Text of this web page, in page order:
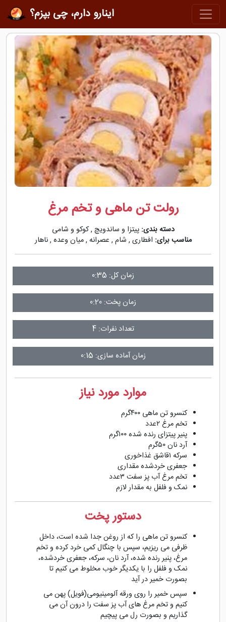
اینارو دارم، چی بپزم؟
رولت تن ماهی و تخم مرغ
دسته بندی:پیتزا و ساندویچ ,کوکو و شامی
مناسب برای: افطاری , شام , عصرانه ,میان وعده ,ناهار
زمان کل: 0:35
زمان پخت: 0:20
تعداد نفرات: 4
زمان آماده سازی: 0:15
موارد مورد نیاز
کنسرو تن ماهی ۴۰۰گرم
تخم مرغ ۲عدد
پنیر پیتزای رنده شده ۱۰۰گرم
آرد نان ۵۰گرم
سرکه ۱قاشق غذاخوری
جعفری خردشده مقداری
تخم مرغ آب پز سفت ۳عدد
نمک و فلفل به مقدار لازم
دستور پخت
کنسرو تن ماهی را که از روغن جدا شده است، داخل
ظرفی می ریزیم، سپس با چنگال کمی خرد کرده و تخم
مرغ، پنیر رنده شده، آرد نان، سرکه، جعفری خردشده،
نمک و فلفل را با یکدیگر خوب مخلوط می کنیم تا
بصورت خمیر در آید
سپس خمیر را روی ورقه آلومینیومی(فویل) پهن می
کنیم و تخم مرغ های آب پز سفت را درون آن می
گذاریم و بصورت رل می پیچیم